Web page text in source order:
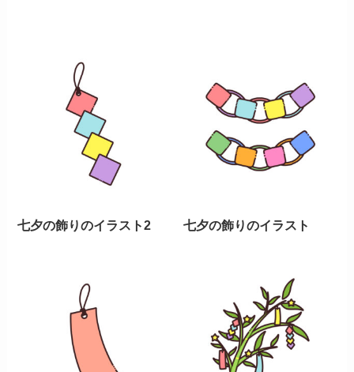
七夕の飾りのイラスト2 七夕の飾りのイラスト